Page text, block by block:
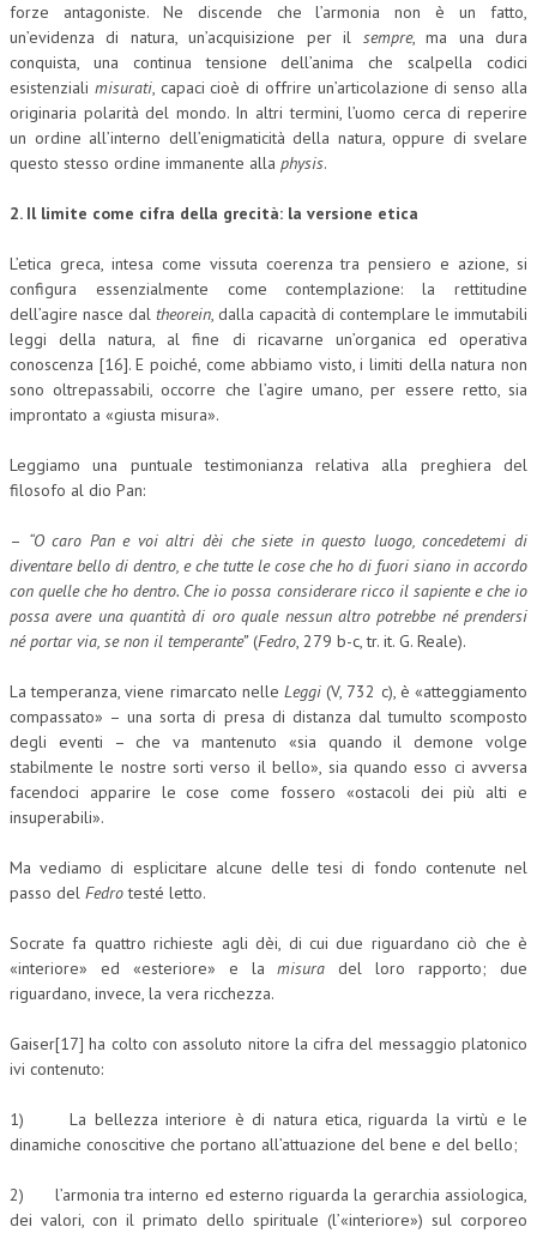
forze antagoniste. Ne discende che l’armonia non è un fatto,
un’evidenza di natura, un’acquisizione per il sempre, ma una dura
conquista, una continua tensione dell’anima che scalpella codici
esistenziali misurati, capaci cioè di offrire un’articolazione di senso alla
originaria polarità del mondo. In altri termini, l’uomo cerca di reperire
un ordine all’interno dell’enigmaticità della natura, oppure di svelare
questo stesso ordine immanente alla physis.
2. Il limite come cifra della grecità: la versione etica
L’etica greca, intesa come vissuta coerenza tra pensiero e azione, si
configura essenzialmente come contemplazione: la rettitudine
dell’agire nasce dal theorein, dalla capacità di contemplare le immutabili
leggi della natura, al fine di ricavarne un’organica ed operativa
conoscenza [16]. E poiché, come abbiamo visto, i limiti della natura non
sono oltrepassabili, occorre che l’agire umano, per essere retto, sia
improntato a «giusta misura».
Leggiamo una puntuale testimonianza relativa alla preghiera del
filosofo al dio Pan:
– “O caro Pan e voi altri dèi che siete in questo luogo, concedetemi di
diventare bello di dentro, e che tutte le cose che ho di fuori siano in accordo
con quelle che ho dentro. Che io possa considerare ricco il sapiente e che io
possa avere una quantità di oro quale nessun altro potrebbe né prendersi
né portar via, se non il temperante”(Fedro, 279 b-c, tr. it. G. Reale).
La temperanza, viene rimarcato nelle Leggi (V, 732 c), è «atteggiamento
compassato» – una sorta di presa di distanza dal tumulto scomposto
degli eventi – che va mantenuto «sia quando il demone volge
stabilmente le nostre sorti verso il bello», sia quando esso ci avversa
facendoci apparire le cose come fossero «ostacoli dei più alti e
insuperabili».
Ma vediamo di esplicitare alcune delle tesi di fondo contenute nel
passo del Fedrotesté letto.
Socrate fa quattro richieste agli dèi, di cui due riguardano ciò che è
«interiore» ed «esteriore» e lamisura del loro rapporto; due
riguardano, invece, la vera ricchezza.
Gaiser[17] ha colto con assoluto nitore la cifra del messaggio platonico
ivi contenuto:
1) La bellezza interiore è di natura etica, riguarda la virtù e le
dinamiche conoscitive che portano all’attuazione del bene e del bello;
2) l’armonia tra interno ed esterno riguarda la gerarchia assiologica,
dei valori, con il primato dello spirituale (l’«interiore») sul corporeo